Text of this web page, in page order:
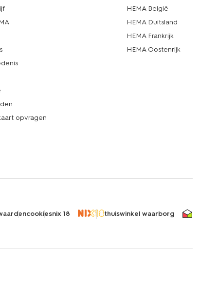
opvragen
HEMA België
HEMA Duitsland
HEMA Frankrijk
HEMA Oostenrijk
cookiesnix 18 thuiswinkel waarborg